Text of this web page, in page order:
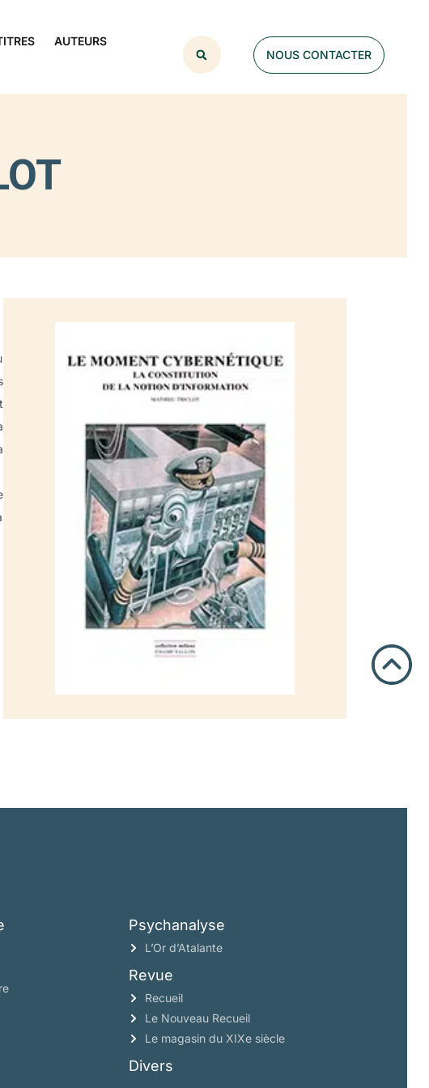
AUTEURS
NOUS CONTACTER
Psychanalyse
L’Or d’Atalante
Revue
Recueil
Le Nouveau Recueil
Le magasin du XIXe siècle
Divers